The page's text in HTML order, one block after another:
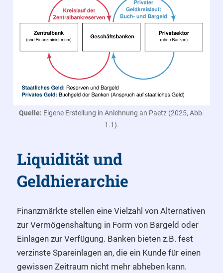
Quelle: Eigene Erstellung in Anlehnung an Paetz (2025, Abb.
1.1).
Liquidität und
Geldhierarchie
Finanzmärkte stellen eine Vielzahl von Alternativen
zur Vermögenshaltung in Form von Bargeld oder
Einlagen zur Verfügung. Banken bieten z.B. fest
verzinste Spareinlagen an, die ein Kunde für einen
gewissen Zeitraum nicht mehr abheben kann.